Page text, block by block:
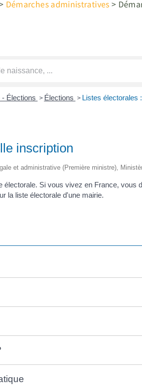
Démarches administratives >
Élections > Élections > Listes électorales
inscription
et administrative (Première ministre),
électorale. Si vous vivez en France,
la liste électorale d'une mairie.